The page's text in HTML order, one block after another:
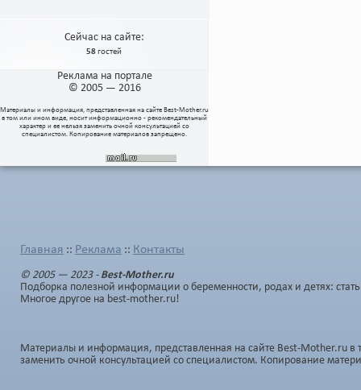
Сейчас на сайте:
58гостей
Реклама на портале
© 2005 — 2016
Материалы и информация, представленная на сайте Best-Mother.ru
в том или ином виде, носит информационно - рекомендательный
характер и ее нельзя заменить очной консультацией со
специалистом. Копирование материалов запрещено.
Главная :: Реклама :: Контакты
© 2005 — 2023 - Best-Mother.ru
Подборка полезной информации о беременности, родах и детях:
Многое другое на best-mother.ru!
Материалы и информация, представленная на сайте Best-Mother.ru
заменить очной консультацией со специалистом. Копирование